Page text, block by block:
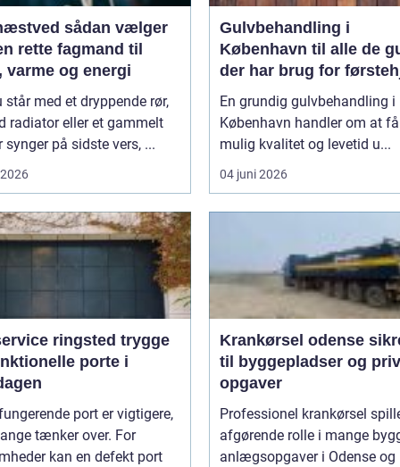
sådan vælger
rette fagmand til
varme og energi
står med et dryppende rør,
radiator eller et gammelt
synger på sidste vers, ...
Gulvbehandling i
København til alle de
der har brug for
En grundig gulvbehandling i
København handler om at
mulig kvalitet og levetid u...
04 juni 2026
ringsted trygge
porte i
port er vigtigere,
tænker over. For
kan en defekt port
Krankørsel odense sikre løft
til byggepladser og
opgaver
Professionel krankørsel
afgørende rolle i mange
anlægsopgaver i Odense og